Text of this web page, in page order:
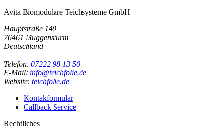
Avita Biomodulare Teichsysteme GmbH
Hauptstraße 149
76461 Muggensturm
Deutschland
Telefon: 07222 98 13 50
E-Mail: info@teichfolie.de
Website: teichfolie.de
Kontakformular
Callback Service
Rechtliches